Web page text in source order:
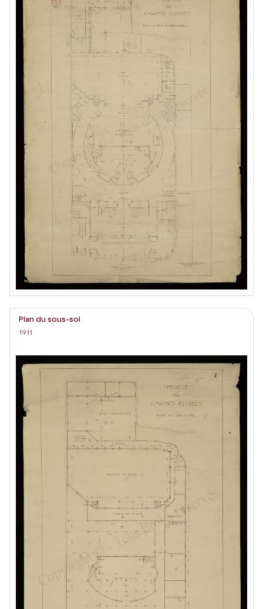
Plan du sous-sol
1911